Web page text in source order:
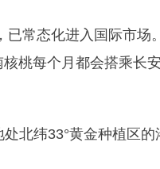
常态化进入国际市场
桃每个月都会搭乘长
北纬33°黄金种植区